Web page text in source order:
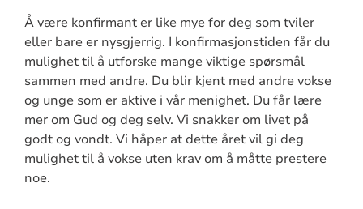
Å være konfirmant er like mye for deg som tviler
eller bare er nysgjerrig. I konfirmasjonstiden får du
mulighet til å utforske mange viktige spørsmål
sammen med andre. Du blir kjent med andre vokse
og unge som er aktive i vår menighet. Du får lære
mer om Gud og deg selv. Vi snakker om livet på
godt og vondt. Vi håper at dette året vil gi deg
mulighet til å vokse uten krav om å måtte prestere
noe.